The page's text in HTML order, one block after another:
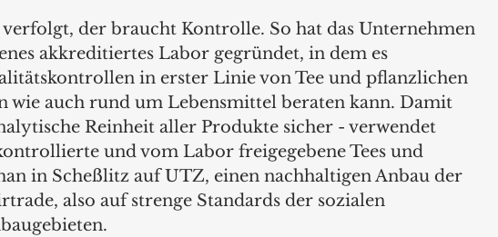
der braucht Kontrolle. So hat das Unternehmen
akkreditiertes Labor gegründet, in dem es
in erster Linie von Tee und pflanzlichen
wie auch rund um Lebensmittel beraten kann. Damit
Reinheit aller Produkte sicher - verwendet
und vom Labor freigegebene Tees und
in Scheßlitz auf UTZ, einen nachhaltigen Anbau der
also auf strenge Standards der sozialen